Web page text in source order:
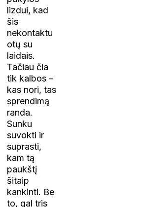
lizdui, kad
šis
nekontaktu
otų su
laidais.
Tačiau čia
tik kalbos –
kas nori, tas
sprendimą
randa.
Sunku
suvokti ir
suprasti,
kam tą
paukštį
šitaip
kankinti. Be
to, gal tris